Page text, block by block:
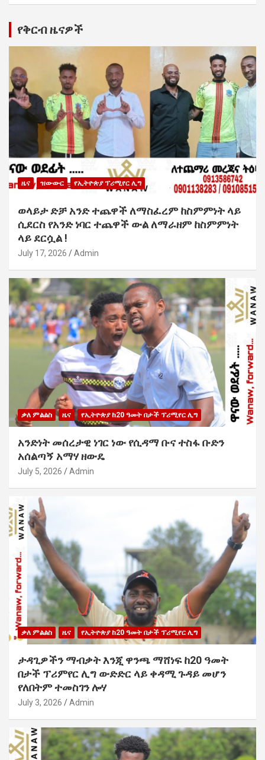
የቅርብ ዜናዎች
ዜና ዝውውር የኢትዮጵያ ፕሪሚየር ሊግ
ወላይታ ድቻ አንድ ተጨዋች ለማስፈረም ከስምምነት ላይ
ሲደርስ የአንድ ነባር ተጨዋች ውል ለማራዘም ከስምምነት
ላይ ደርሷል !
July 17, 2026 Admin
ቃለ ምልልስ ዜና የኢትዮጵያ ከ20 ዓመት በታች ፕሪሚየር ሊግ
አንድነት መሰረታዊ ነገር ነው የሲዳማ ቡና ተስፋ ቡድን
አሰልጣኝ አማሃ ዘውዴ
July 5, 2026 Admin
ቃለ ምልልስ ዜና የኢትዮጵያ ከ20 ዓመት በታች ፕሪሚየር ሊግ
ታዳጊዎችን ማብቃት እንጂ ዋንጫ ማሸነፍ ከ20 ዓመት
በታች ፕሪምየር ሊግ ውድድር ላይ ቀዳሚ ጉዳይ መሆን
የለበትም ተመስገን ሎሃ
July 3, 2026 Admin